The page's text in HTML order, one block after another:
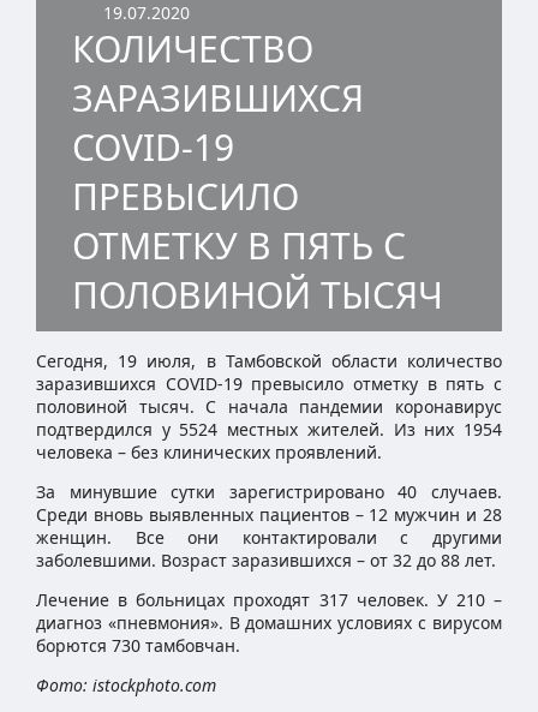
19.07.2020
КОЛИЧЕСТВО
ЗАРАЗИВШИХСЯ
COVID-19
ПРЕВЫСИЛО
ОТМЕТКУ В ПЯТЬ С
ПОЛОВИНОЙ ТЫСЯЧ
Сегодня, 19 июля, в Тамбовской области количество
заразившихся COVID-19 превысило отметку в пять с
половиной тысяч. С начала пандемии коронавирус
подтвердился у 5524 местных жителей. Из них 1954
человека – без клинических проявлений.
За минувшие сутки зарегистрировано 40 случаев.
Среди вновь выявленных пациентов – 12 мужчин и 28
женщин. Все они контактировали с другими
заболевшими. Возраст заразившихся – от 32 до 88 лет.
Лечение в больницах проходят 317 человек. У 210 –
диагноз «пневмония». В домашних условиях с вирусом
борются 730 тамбовчан.
Фото: istockphoto.com